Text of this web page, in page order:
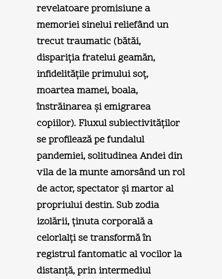
revelatoare promisiune a
memoriei sinelui reliefând un
trecut traumatic (bătăi,
dispariţia fratelui geamăn,
infidelităţile primului soţ,
moartea mamei, boala,
înstrăinarea şi emigrarea
copiilor). Fluxul subiectivităţilor
se profilează pe fundalul
pandemiei, solitudinea Andei din
vila de la munte amorsând un rol
de actor, spectator şi martor al
propriului destin. Sub zodia
izolării, ţinuta corporală a
celorlalţi se transformă în
registrul fantomatic al vocilor la
distanţă, prin intermediul